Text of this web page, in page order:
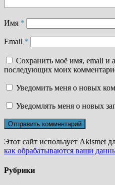
Имя *
Email *
Сохранить моё имя, email и
последующих моих
Уведомить меня о новых
Уведомлять меня о новых
Этот сайт использует Akismet
как обрабатываются ваши
Рубрики